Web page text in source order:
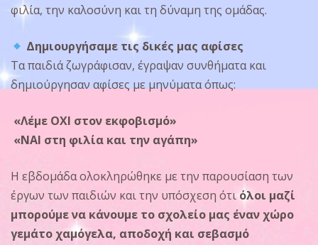
φιλία, την καλοσύνη και τη δύναμη της ομάδας.
Δημιουργήσαμε τις δικές μας αφίσες
Τα παιδιά ζωγράφισαν, έγραψαν συνθήματα και
δημιούργησαν αφίσες με μηνύματα όπως:
«Λέμε ΟΧΙ στον εκφοβισμό»
«ΝΑΙ στη φιλία και την αγάπη»
Η εβδομάδα ολοκληρώθηκε με την παρουσίαση των
έργων των παιδιών και την υπόσχεση ότιόλοι μαζί
μπορούμε να κάνουμε το σχολείο μας έναν χώρο
γεμάτο χαμόγελα, αποδοχή και σεβασμό